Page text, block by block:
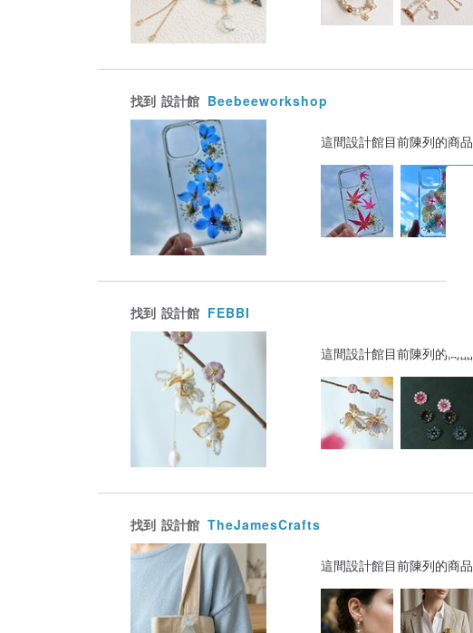
找到 設計館 Beebeeworkshop
這間設計館目前陳列的商品
找到 設計館 FEBBI
這間設計館目前陳列的商品
找到 設計館 TheJamesCrafts
這間設計館目前陳列的商品